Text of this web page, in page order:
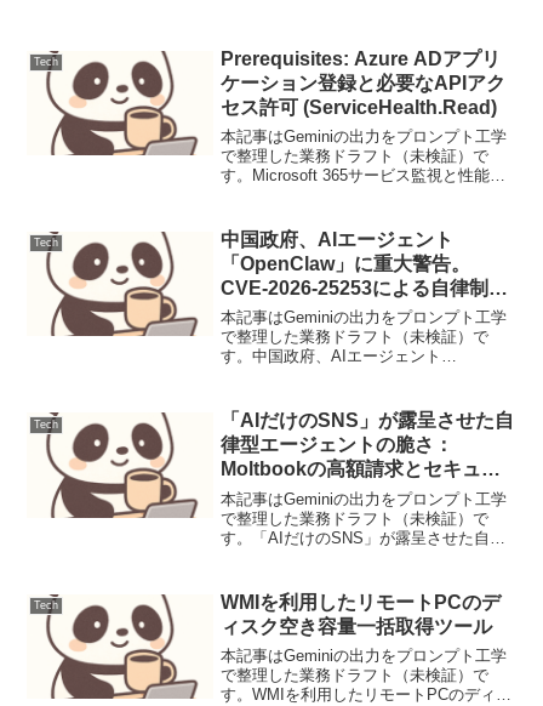
Tech
Prerequisites: Azure ADアプリ
ケーション登録と必要なAPIアク
セス許可 (ServiceHealth.Read)
本記事はGeminiの出力をプロンプト工学
で整理した業務ドラフト（未検証）で
す。Microsoft 365サービス監視と性能分
フォームであり、その可用性と...
Tech
中国政府、AIエージェント
「OpenClaw」に重大警告。
CVE-2026-25253による自律制御
奪取の恐れ
本記事はGeminiの出力をプロンプト工学
で整理した業務ドラフト（未検証）で
す。中国政府、AIエージェント
AI「OpenClaw」に深刻な脆弱性が発覚...
Tech
「AIだけのSNS」が露呈させた自
律型エージェントの脆さ：
Moltbookの高額請求とセキュリ
ティリスク
本記事はGeminiの出力をプロンプト工学
で整理した業務ドラフト（未検証）で
す。「AIだけのSNS」が露呈させた自律
的に交流する新機軸SNS「Moltbook...
Tech
WMIを利用したリモートPCのデ
ィスク空き容量一括取得ツール
本記事はGeminiの出力をプロンプト工学
で整理した業務ドラフト（未検証）で
す。WMIを利用したリモートPCのディス